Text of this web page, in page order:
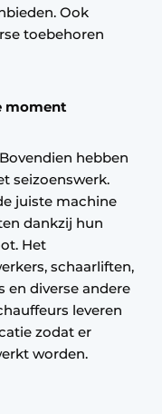
Ook
toebehoren
moment
hebben
seizoenswerk.
juiste machine
dankzij hun
Het
schaarliften,
en diverse andere
leveren
zodat er
worden.